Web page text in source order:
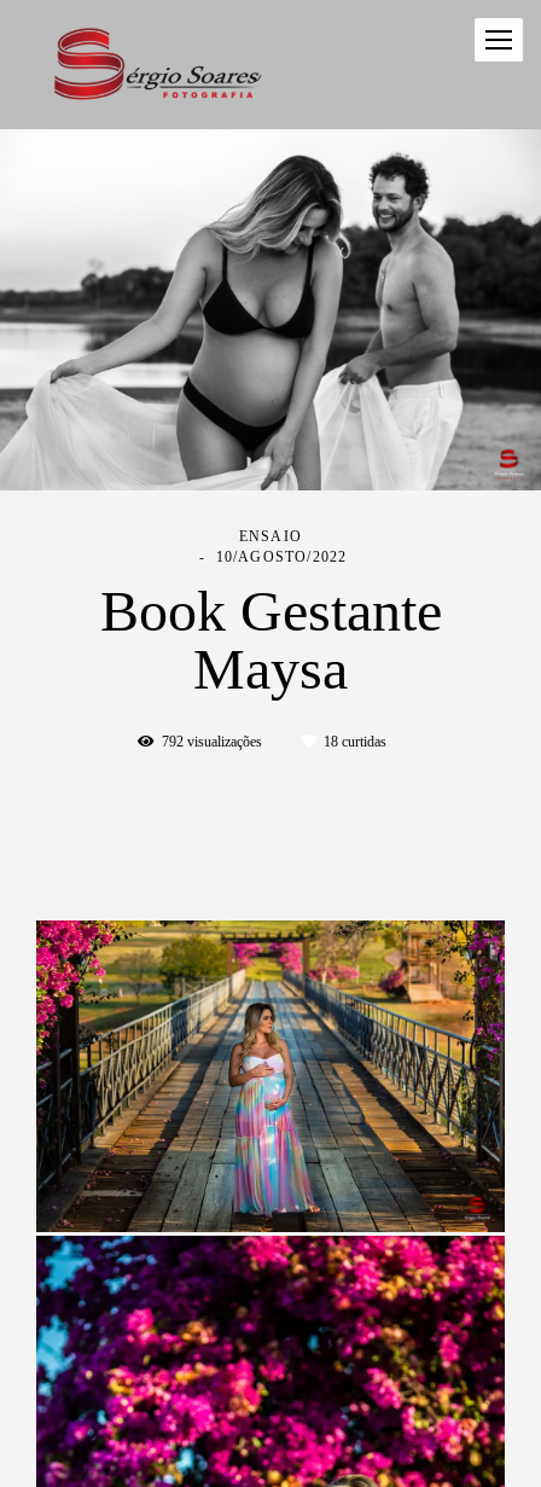
ENSAIO
10/AGOSTO/2022
Book Gestante
Maysa
792visualizações 18curtidas